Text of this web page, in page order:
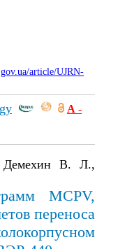
article/UJRN-
А -
В. Л.,
MCPV,
переноса